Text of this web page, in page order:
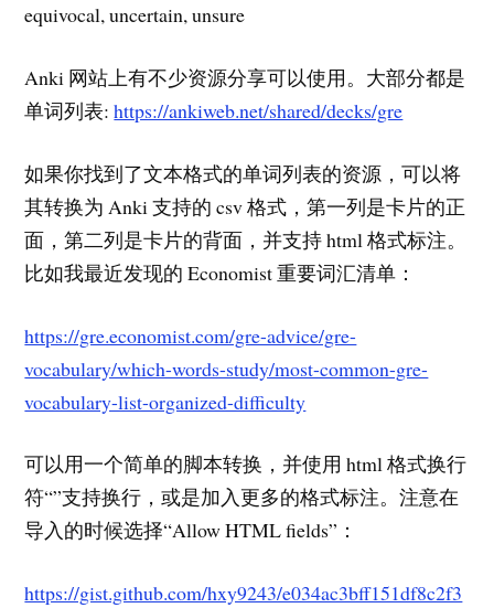
equivocal, uncertain, unsure
Anki 网站上有不少资源分享可以使用。大部分都是
单词列表:https://ankiweb.net/shared/decks/gre
如果你找到了文本格式的单词列表的资源，可以将
其转换为 Anki 支持的 csv 格式，第一列是卡片的正
面，第二列是卡片的背面，并支持 html 格式标注。
比如我最近发现的 Economist 重要词汇清单：
https://gre.economist.com/gre-advice/gre-
vocabulary/which-words-study/most-common-gre-
vocabulary-list-organized-difficulty
可以用一个简单的脚本转换，并使用 html 格式换行
符“”支持换行，或是加入更多的格式标注。注意在
导入的时候选择“Allow HTML fields”：
https://gist.github.com/hxy9243/e034ac3bff151df8c2f3